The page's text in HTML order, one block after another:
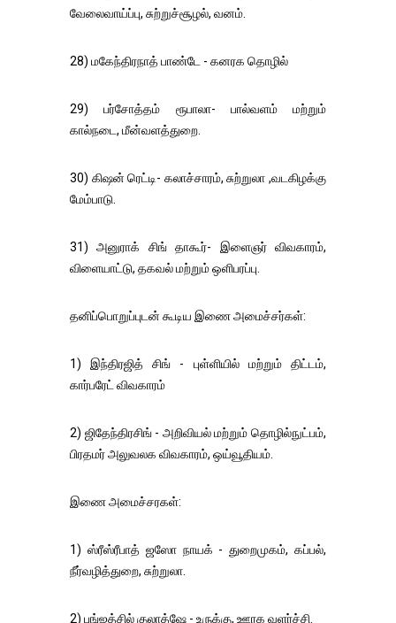
வேலைவாய்ப்பு, சுற்றுச்சூழல், வனம்.
28) மகேந்திரநாத் பாண்டே - கனரக தொழில்
29) பர்சோத்தம் ரூபாலா- பால்வளம் மற்றும்
கால்நடை, மீன்வளத்துறை.
30) கிஷன் ரெட்டி- கலாச்சாரம், சுற்றுலா ,வடகிழக்கு
மேம்பாடு.
31) அனுராக் சிங் தாகூர்- இளைஞர் விவகாரம்,
விளையாட்டு, தகவல் மற்றும் ஒளிபரப்பு.
தனிப்பொறுப்புடன் கூடிய இணை அமைச்சர்கள்:
1) இந்திரஜித் சிங் - புள்ளியில் மற்றும் திட்டம்,
கார்பரேட் விவகாரம்
2) ஜிதேந்திரசிங் - அறிவியல் மற்றும் தொழில்நுட்பம்,
பிரதமர் அலுவலக விவகாரம், ஒய்வூதியம்.
இணை அமைச்சரகள்:
1) ஸ்ரீஸ்ரீபாத் ஜஸோ நாயக் - துறைமுகம், கப்பல்,
நீர்வழித்துறை, சுற்றுலா.
2) பங்ஜத்சில் குலாத்ஷே - உருக்கு, ஊரக வளர்ச்சி.